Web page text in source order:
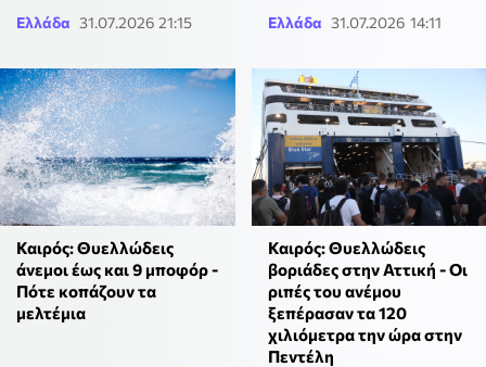
Ελλάδα 31.07.2026 21:15 Ελλάδα 31.07.2026 14:11
Καιρός: Θυελλώδεις
άνεμοι έως και 9 μποφόρ -
Πότε κοπάζουν τα
μελτέμια
Καιρός: Θυελλώδεις
βοριάδες στην Αττική - Οι
ριπές του ανέμου
ξεπέρασαν τα 120
χιλιόμετρα την ώρα στην
Πεντέλη